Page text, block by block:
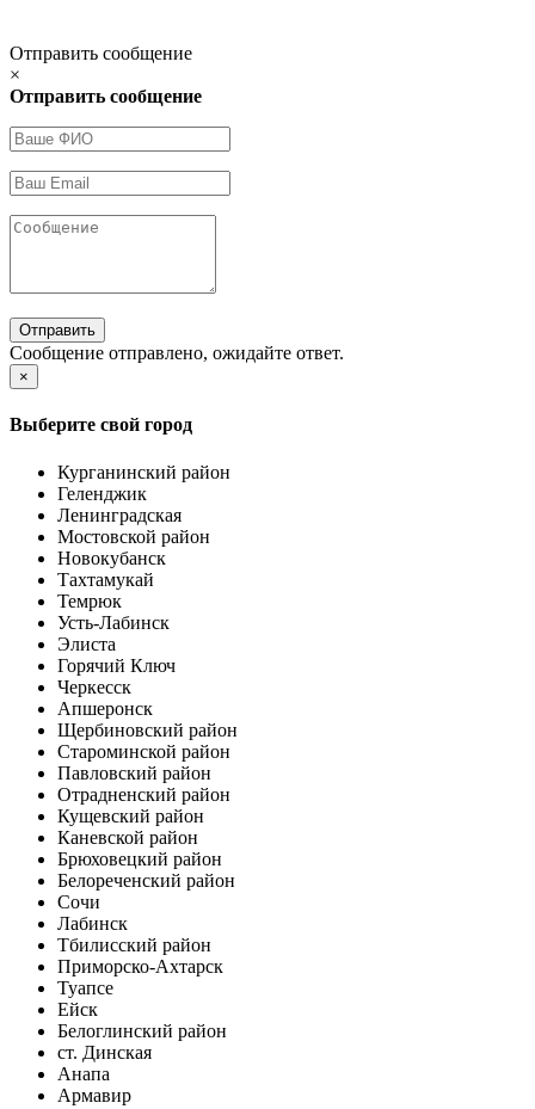
Отправить сообщение
×
Отправить сообщение
Отправить
Сообщение отправлено, ожидайте ответ.
×
Выберите свой город
Курганинский район
Геленджик
Ленинградская
Мостовской район
Новокубанск
Тахтамукай
Темрюк
Усть-Лабинск
Элиста
Горячий Ключ
Черкесск
Апшеронск
Щербиновский район
Староминской район
Павловский район
Отрадненский район
Кущевский район
Каневской район
Брюховецкий район
Белореченский район
Сочи
Лабинск
Тбилисский район
Приморско-Ахтарск
Туапсе
Ейск
Белоглинский район
ст. Динская
Анапа
Армавир